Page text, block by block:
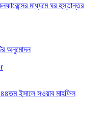
মাধ্যমে ঘর হস্তান্তর
অনুমোদন
৪৪তম ইসালে সওয়াব মাহফিল